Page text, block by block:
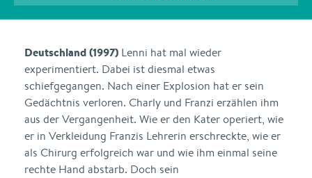
Deutschland (1997) Lenni hat mal wieder
experimentiert. Dabei ist diesmal etwas
schiefgegangen. Nach einer Explosion hat er sein
Gedächtnis verloren. Charly und Franzi erzählen ihm
aus der Vergangenheit. Wie er den Kater operiert, wie
er in Verkleidung Franzis Lehrerin erschreckte, wie er
als Chirurg erfolgreich war und wie ihm einmal seine
rechte Hand abstarb. Doch sein